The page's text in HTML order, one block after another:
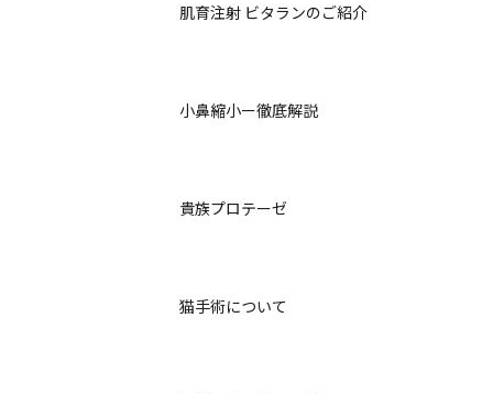
肌育注射 ビタランのご紹介
小鼻縮小ー徹底解説
貴族プロテーゼ
猫手術について